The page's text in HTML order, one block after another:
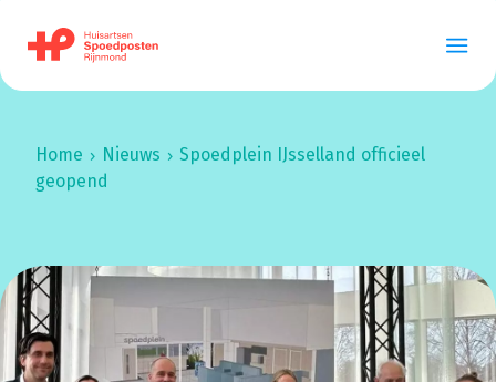
Home Nieuws Spoedplein IJsselland officieel
geopend